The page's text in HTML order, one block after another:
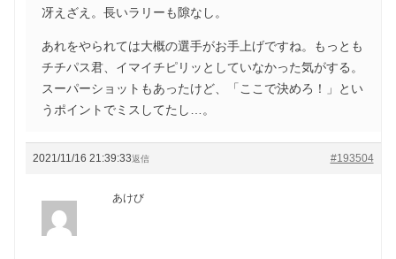
冴えざえ。長いラリーも隙なし。
あれをやられては大概の選手がお手上げですね。もっとも
チチパス君、イマイチピリッとしていなかった気がする。
スーパーショットもあったけど、「ここで決めろ！」とい
うポイントでミスしてたし…。
2021/11/16 21:39:33 #193504
返信
あけび